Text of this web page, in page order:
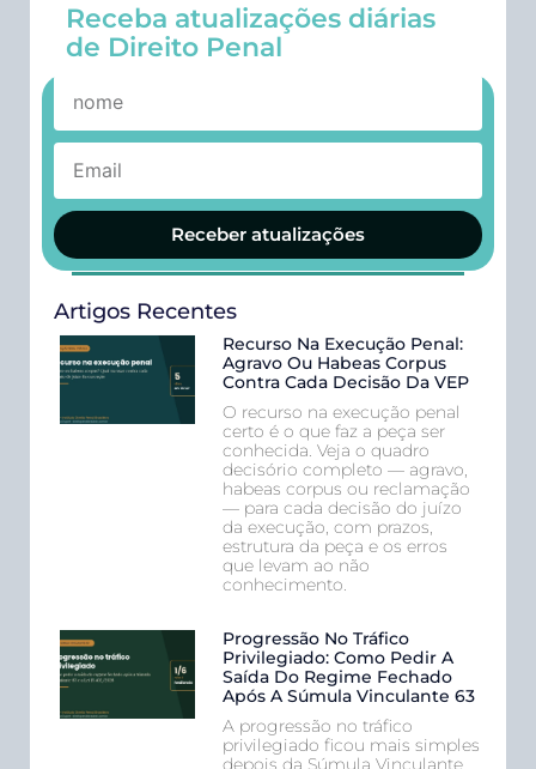
Receba atualizações diárias
de Direito Penal
Receber atualizações
Artigos Recentes
Recurso Na Execução Penal:
Agravo Ou Habeas Corpus
Contra Cada Decisão Da VEP
O recurso na execução penal
certo é o que faz a peça ser
conhecida. Veja o quadro
decisório completo — agravo,
habeas corpus ou reclamação
— para cada decisão do juízo
da execução, com prazos,
estrutura da peça e os erros
que levam ao não
conhecimento.
Progressão No Tráfico
Privilegiado: Como Pedir A
Saída Do Regime Fechado
Após A Súmula Vinculante 63
A progressão no tráfico
privilegiado ficou mais simples
depois da Súmula Vinculante